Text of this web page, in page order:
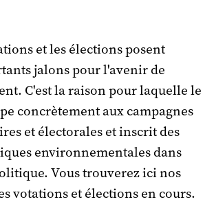
et les élections posent
jalons pour l'avenir de
C'est la raison pour laquelle le
concrètement aux campagnes
et électorales et inscrit des
environnementales dans
Vous trouverez ici nos
votations et élections en cours.